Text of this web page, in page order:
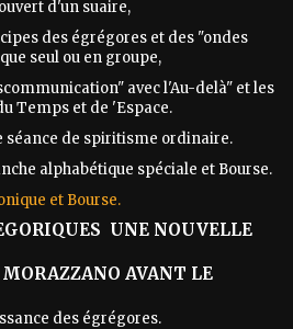
d'un suaire,
des égrégores et des "ondes
seul ou en groupe,
avec l'Au-delà" et les
Temps et de 'Espace.
séance de spiritisme ordinaire.
alphabétique spéciale et Bourse.
et Bourse.
UNE NOUVELLE
AVANT LE
des égrégores.